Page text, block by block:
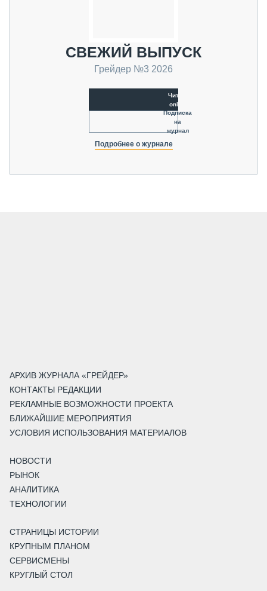
СВЕЖИЙ ВЫПУСК
Грейдер №3 2026
Читать
online
Подписка
на
журнал
Подробнее о журнале
АРХИВ ЖУРНАЛА «ГРЕЙДЕР»
КОНТАКТЫ РЕДАКЦИИ
РЕКЛАМНЫЕ ВОЗМОЖНОСТИ ПРОЕКТА
БЛИЖАЙШИЕ МЕРОПРИЯТИЯ
УСЛОВИЯ ИСПОЛЬЗОВАНИЯ МАТЕРИАЛОВ
НОВОСТИ
РЫНОК
АНАЛИТИКА
ТЕХНОЛОГИИ
СТРАНИЦЫ ИСТОРИИ
КРУПНЫМ ПЛАНОМ
СЕРВИСМЕНЫ
КРУГЛЫЙ СТОЛ